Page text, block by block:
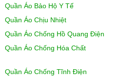
Quần Áo Bảo Hộ Y Tế
Quần Áo Chịu Nhiệt
Quần Áo Chống Hồ Quang Điện
Quần Áo Chống Hóa Chất
Quần Áo Chống Tĩnh Điện